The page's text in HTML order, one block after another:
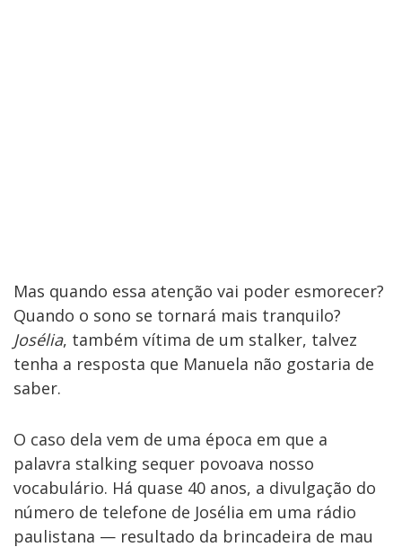
Mas quando essa atenção vai poder esmorecer?
Quando o sono se tornará mais tranquilo?
Josélia, também vítima de um stalker, talvez
tenha a resposta que Manuela não gostaria de
saber.
O caso dela vem de uma época em que a
palavra stalking sequer povoava nosso
vocabulário. Há quase 40 anos, a divulgação do
número de telefone de Josélia em uma rádio
paulistana — resultado da brincadeira de mau